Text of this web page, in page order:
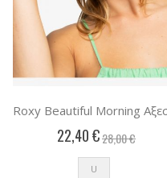
22,40 €28,00 €
U